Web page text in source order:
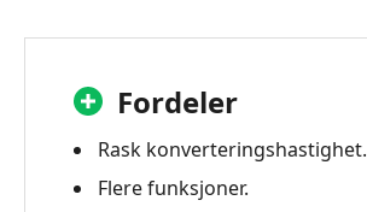
Fordeler
Rask konverteringshastighet.
Flere funksjoner.